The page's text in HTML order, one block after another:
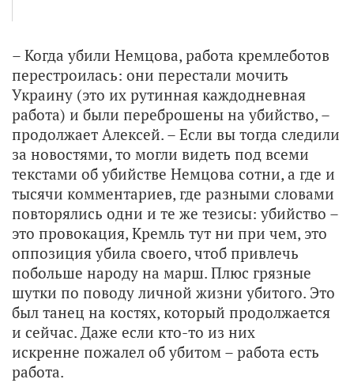
– Когда убили Немцова, работа кремлеботов
перестроилась: они перестали мочить
Украину (это их рутинная каждодневная
работа) и были переброшены на убийство, –
продолжает Алексей. – Если вы тогда следили
за новостями, то могли видеть под всеми
текстами об убийстве Немцова сотни, а где и
тысячи комментариев, где разными словами
повторялись одни и те же тезисы: убийство –
это провокация, Кремль тут ни при чем, это
оппозиция убила своего, чтоб привлечь
побольше народу на марш. Плюс грязные
шутки по поводу личной жизни убитого. Это
был танец на костях, который продолжается
и сейчас. Даже если кто-то из них
искренне пожалел об убитом – работа есть
работа.